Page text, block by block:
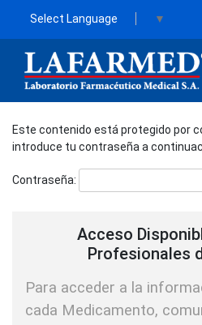
Select Language ▼
farmacéuticos
Este contenido está protegido por
introduce tu contraseña a
Contraseña:
Acceso
Profesionales
Para acceder a la
cada Medicamento,